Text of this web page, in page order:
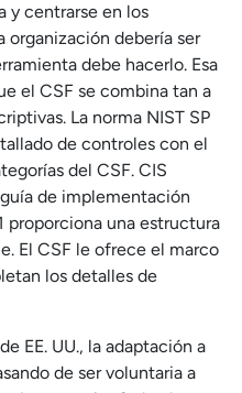
y centrarse en los
organización debería ser
debe hacerlo. Esa
el CSF se combina tan a
La norma NIST SP
de controles con el
del CSF. CIS
de implementación
proporciona una estructura
El CSF le ofrece el marco
los detalles de
EE. UU., la adaptación a
de ser voluntaria a